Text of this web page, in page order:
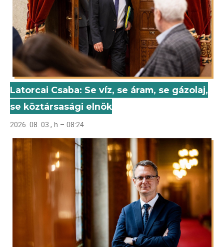
Latorcai Csaba: Se víz, se áram, se gázolaj,
se köztársasági elnök
2026. 08. 03., h – 08:24